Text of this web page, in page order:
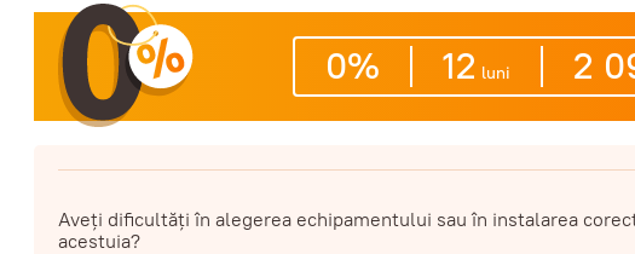
0% 12 luni 2
Aveți dificultăți în alegerea echipamentului sau în instalarea
acestuia?